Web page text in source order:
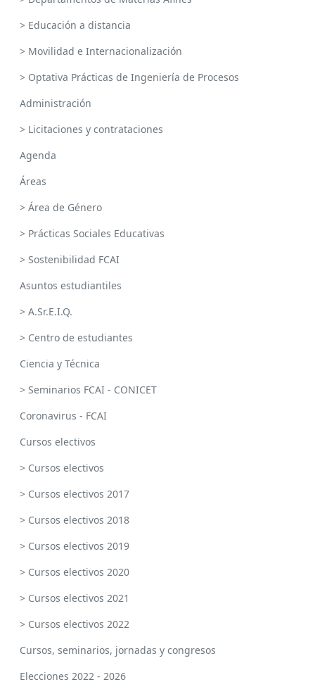
> Educación a distancia
> Movilidad e Internacionalización
> Optativa Prácticas de Ingeniería de Procesos
Administración
> Licitaciones y contrataciones
Agenda
Áreas
> Área de Género
> Prácticas Sociales Educativas
> Sostenibilidad FCAI
Asuntos estudiantiles
> A.Sr.E.I.Q.
> Centro de estudiantes
Ciencia y Técnica
> Seminarios FCAI - CONICET
Coronavirus - FCAI
Cursos electivos
> Cursos electivos
> Cursos electivos 2017
> Cursos electivos 2018
> Cursos electivos 2019
> Cursos electivos 2020
> Cursos electivos 2021
> Cursos electivos 2022
Cursos, seminarios, jornadas y congresos
Elecciones 2022 - 2026